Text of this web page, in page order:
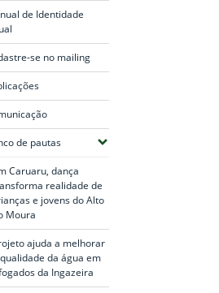
de Identidade
se no mailing
de pautas(Expandir submenus)
Caruaru, dança
realidade de
e jovens do Alto
Moura
ajuda a melhorar
da água em
da Ingazeira